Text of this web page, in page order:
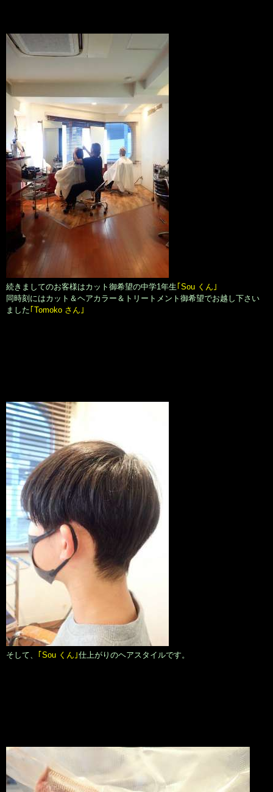
続きましてのお客様はカット御希望の中学1年生｢Sou くん｣
同時刻にはカット＆ヘアカラー＆トリートメント御希望でお越し下さい
ました｢Tomoko さん｣
そして、 ｢Sou くん｣仕上がりのヘアスタイルです。